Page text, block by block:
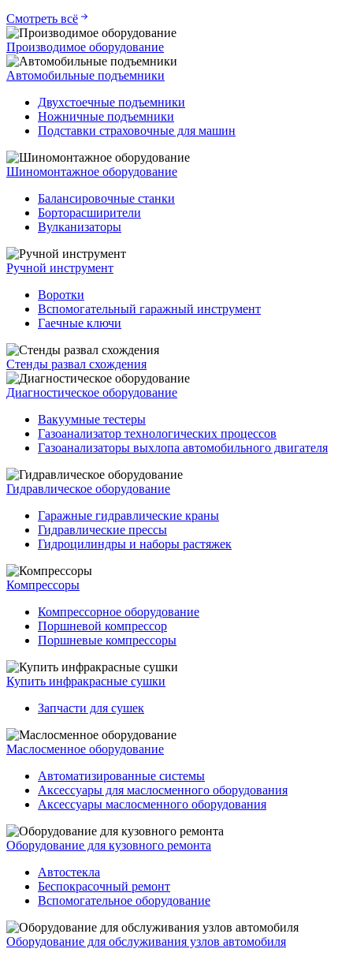
Смотреть всё
Производимое оборудование
Автомобильные подъемники
Двухстоечные подъемники
Ножничные подъемники
Подставки страховочные для машин
Шиномонтажное оборудование
Балансировочные станки
Борторасширители
Вулканизаторы
Ручной инструмент
Воротки
Вспомогательный гаражный инструмент
Гаечные ключи
Стенды развал схождения
Диагностическое оборудование
Вакуумные тестеры
Газоанализатор технологических процессов
Газоанализаторы выхлопа автомобильного двигателя
Гидравлическое оборудование
Гаражные гидравлические краны
Гидравлические прессы
Гидроцилиндры и наборы растяжек
Компрессоры
Компрессорное оборудование
Поршневой компрессор
Поршневые компрессоры
Купить инфракрасные сушки
Запчасти для сушек
Маслосменное оборудование
Автоматизированные системы
Аксессуары для маслосменного оборудования
Аксессуары маслосменного оборудования
Оборудование для кузовного ремонта
Автостекла
Беспокрасочный ремонт
Вспомогательное оборудование
Оборудование для обслуживания узлов автомобиля